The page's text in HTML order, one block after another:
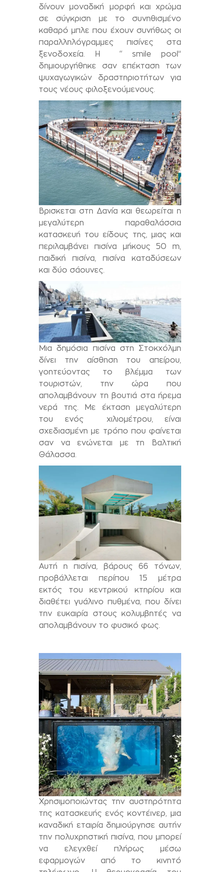
δίνουν μοναδική μορφή και χρώμα
σε σύγκριση με το συνηθισμένο
καθαρό μπλε που έχουν συνήθως οι
παραλληλόγραμμες πισίνες στα
ξενοδοχεία. Η “ smile pool”
δημιουργήθηκε σαν επέκταση των
ψυχαγωγικών δραστηριοτήτων για
τους νέους φιλοξενούμενους.
Βρισκεται στη Δανία και θεωρείται η
μεγαλύτερη παραθαλάσσια
κατασκευή του είδους της, μιας και
περιλαμβάνει πισίνα μήκους 50 m,
παιδική πισίνα, πισίνα καταδύσεων
και δύο σάουνες.
Μια δημόσια πισίνα στη Στοκχόλμη
δίνει την αίσθηση του απείρου,
γοητεύοντας το βλέμμα των
τουριστών, την ώρα που
απολαμβάνουν τη βουτιά στα ήρεμα
νερά της. Με έκταση μεγαλύτερη
του ενός χιλιομέτρου, είναι
σχεδιασμένη με τρόπο που φαίνεται
σαν να ενώνεται με τη Βαλτική
Θάλασσα.
Αυτή η πισίνα, βάρους 66 τόνων,
προβάλλεται περίπου 15 μέτρα
εκτός του κεντρικού κτηρίου και
διαθέτει γυάλινο πυθμένα, που δίνει
την ευκαιρία στους κολυμβητές να
απολαμβάνουν το φυσικό φως.
Χρησιμοποιώντας την αυστηρότητα
της κατασκευής ενός κοντέινερ, μια
καναδική εταιρία δημιούργησε αυτήν
την πολυχρηστική πισίνα, που μπορεί
να ελεγχθεί πλήρως μέσω
εφαρμογών από το κινητό